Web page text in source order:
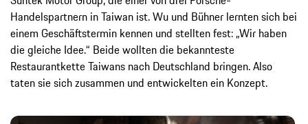
Handelspartnern in Taiwan ist. Wu und Bühner lernten sich bei
einem Geschäftstermin kennen und stellten fest: „Wir haben
die gleiche Idee.“ Beide wollten die bekannteste
Restaurantkette Taiwans nach Deutschland bringen. Also
taten sie sich zusammen und entwickelten ein Konzept.